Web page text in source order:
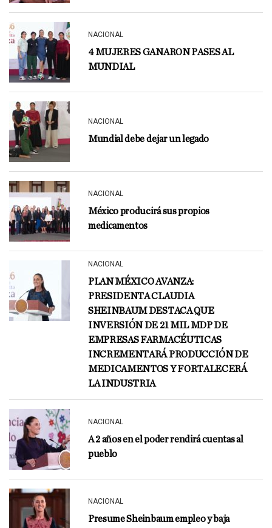
NACIONAL
4 MUJERES GANARON PASES AL
MUNDIAL
NACIONAL
Mundial debe dejar un legado
NACIONAL
México producirá sus propios
medicamentos
NACIONAL
PLAN MÉXICO AVANZA:
PRESIDENTA CLAUDIA
SHEINBAUM DESTACA QUE
INVERSIÓN DE 21 MIL MDP DE
EMPRESAS FARMACÉUTICAS
INCREMENTARÁ PRODUCCIÓN DE
MEDICAMENTOS Y FORTALECERÁ
LA INDUSTRIA
NACIONAL
A 2 años en el poder rendirá cuentas al
pueblo
NACIONAL
Presume Sheinbaum empleo y baja